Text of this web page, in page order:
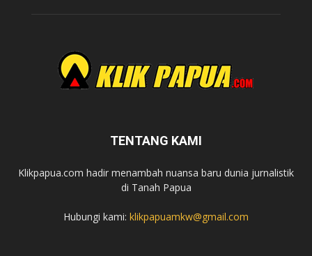
TENTANG KAMI
Klikpapua.com hadir menambah nuansa baru dunia jurnalistik
di Tanah Papua
Hubungi kami: klikpapuamkw@gmail.com